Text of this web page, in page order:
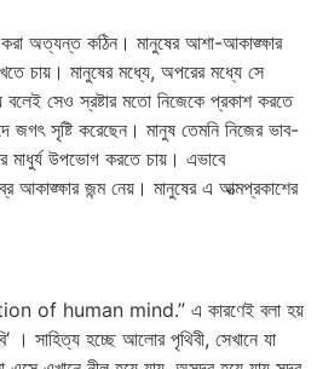
করা অত্যন্ত কঠিন। মানুষের আশা-আকাঙ্ক্ষার
চায়। মানুষের মধ্যে, অপরের মধ্যে সে
সেও স্রষ্টার মতো নিজেকে প্রকাশ করতে
জগৎ সৃষ্টি করেছেন। মানুষ তেমনি নিজের ভাব-
মাধুর্য উপভোগ করতে চায়। এভাবে
আকাঙ্ক্ষার জন্ম নেয়। মানুষের এ আত্মপ্রকাশের
of human mind.” এ কারণেই বলা হয়
‘ । সাহিত্য হচ্ছে আলোর পৃথিবী, সেখানে যা